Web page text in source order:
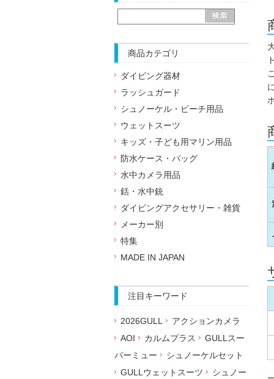
商品カテゴリ
ダイビング器材
ラッシュガード
シュノーケル・ビーチ用品
ウェットスーツ
キッズ・子ども用マリン用品
防水ケース・バッグ
水中カメラ用品
銛・水中銃
ダイビングアクセサリー・雑貨
メーカー別
特集
MADE IN JAPAN
注目キーワード
2026GULL
アクションカメラ
AOI
カルムプラス
GULLスー
パーミュー
シュノーケルセット
GULLウェットスーツ
シュノー